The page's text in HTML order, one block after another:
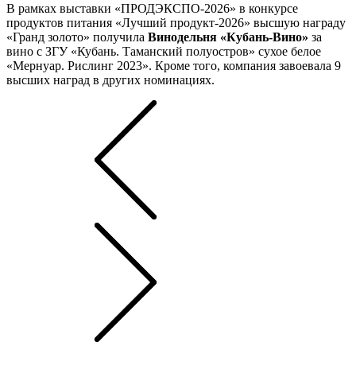
В рамках выставки «ПРОДЭКСПО-2026» в конкурсе
продуктов питания «Лучший продукт-2026» высшую награду
«Гранд золото» получила Винодельня «Кубань-Вино» за
вино с ЗГУ «Кубань. Таманский полуостров» сухое белое
«Мернуар. Рислинг 2023». Кроме того, компания завоевала 9
высших наград в других номинациях.